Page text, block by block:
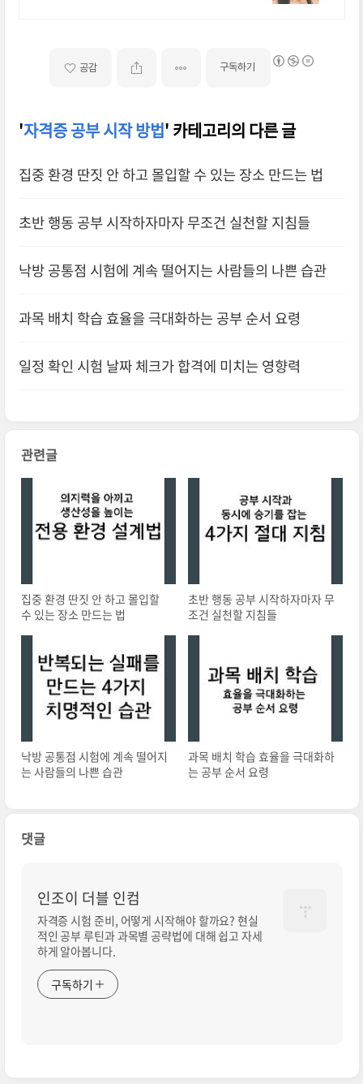
공감 구독하기
'자격증 공부 시작 방법' 카테고리의 다른 글
집중 환경 딴짓 안 하고 몰입할 수 있는 장소 만드는 법
초반 행동 공부 시작하자마자 무조건 실천할 지침들
낙방 공통점 시험에 계속 떨어지는 사람들의 나쁜 습관
과목 배치 학습 효율을 극대화하는 공부 순서 요령
일정 확인 시험 날짜 체크가 합격에 미치는 영향력
관련글
집중 환경 딴짓 안 하고 몰입할
수 있는 장소 만드는 법
초반 행동 공부 시작하자마자 무
조건 실천할 지침들
낙방 공통점 시험에 계속 떨어지
는 사람들의 나쁜 습관
과목 배치 학습 효율을 극대화하
는 공부 순서 요령
댓글
인조이 더블 인컴
자격증 시험 준비, 어떻게 시작해야 할까요? 현실
적인 공부 루틴과 과목별 공략법에 대해 쉽고 자세
하게 알아봅니다.
구독하기